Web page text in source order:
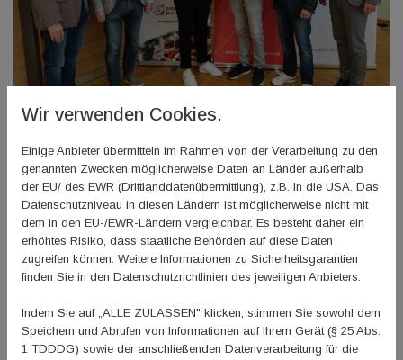
Knobloch (TV Leiselheim, 3. v.l.) und Tobias Brand (TG Westhofen) 4. v.l.) von
Gerd Vogt (1. v.l.), Klaus Mehring (2. v.l.), Sportbund Präsident Klaus Kuhn (5.
v.l.) und Gunter Fischer (6. v.l.) ausgezeichnet. Foto: Sportbund Rheinhessen
Bereits Ende April dieses Jahres konnte die TG 1862
Westhofen e.V. die begehrte Auszeichnung im Rahmen des
Sportkreistag Worms/Alzey-Worms entgegennehmen. Der
umfangreichen Sportangebot viele Aktionen für Kinder und
Jugendliche an, die neben dem regulären Trainings- und
Wir verwenden Cookies.
Einige Anbieter übermitteln im Rahmen von der Verarbeitung zu den
genannten Zwecken möglicherweise Daten an Länder außerhalb
der EU/ des EWR (Drittlanddatenübermittlung), z.B. in die USA. Das
Datenschutzniveau in diesen Ländern ist möglicherweise nicht mit
dem in den EU-/EWR-Ländern vergleichbar. Es besteht daher ein
erhöhtes Risiko, dass staatliche Behörden auf diese Daten
zugreifen können. Weitere Informationen zu Sicherheitsgarantien
finden Sie in den Datenschutzrichtlinien des jeweiligen Anbieters.
Indem Sie auf „ALLE ZULASSEN" klicken, stimmen Sie sowohl dem
Speichern und Abrufen von Informationen auf Ihrem Gerät (§ 25 Abs.
1 TDDDG) sowie der anschließenden Datenverarbeitung für die